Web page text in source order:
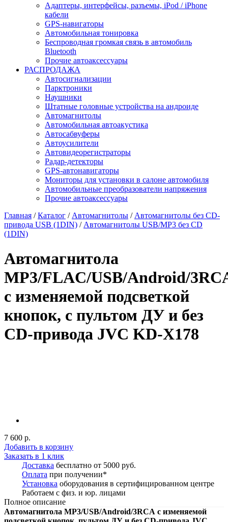
Адаптеры, интерфейсы, разъемы, iPod / iPhone
кабели
GPS-навигаторы
Автомобильная тонировка
Беспроводная громкая связь в автомобиль
Bluetooth
Прочие автоаксессуары
РАСПРОДАЖА
Автосигнализации
Парктроники
Наушники
Штатные головные устройства на андроиде
Автомагнитолы
Автомобильная автоакустика
Автосабвуферы
Автоусилители
Автовидеорегистраторы
Радар-детекторы
GPS-автонавигаторы
Мониторы для установки в салоне автомобиля
Автомобильные преобразователи напряжения
Прочие автоаксессуары
Главная /Каталог / Автомагнитолы / Автомагнитолы без CD-
привода USB (1DIN) / Автомагнитолы USB/MP3 без CD
(1DIN)
Автомагнитола
MP3/FLAC/USB/Android/
с изменяемой подсветкой
кнопок, c пультом ДУ и без
CD-привода JVC KD-X178
7 600 р.
Добавить в корзину
Заказать в 1 клик
Доставка бесплатно от 5000 руб.
Оплата при получении*
Установка оборудования в сертифицированном центре
Работаем с физ. и юр. лицами
Полное описание
Автомагнитола MP3/USB/Android/3RCA с изменяемой